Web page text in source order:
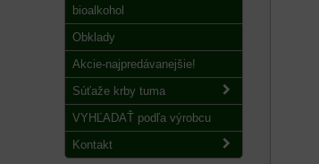
bioalkohol
Obklady
Akcie-najpredávanejšie!
Súťaže krby tuma
VYHĽADAŤ podľa výrobcu
Kontakt